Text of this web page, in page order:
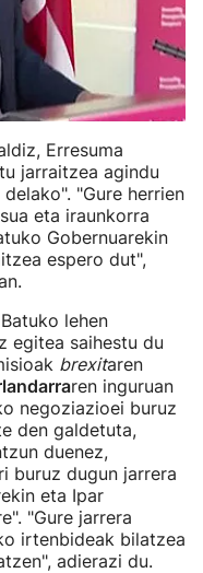
Erresuma
jarraitzea agindu
"Gure herrien
eta iraunkorra
Gobernuarekin
espero dut",
lehen
egitea saihestu du
brexitaren
ren inguruan
negoziazioei buruz
den galdetuta,
duenez,
buruz dugun jarrera
eta Ipar
"Gure jarrera
irtenbideak bilatzea
adierazi du.